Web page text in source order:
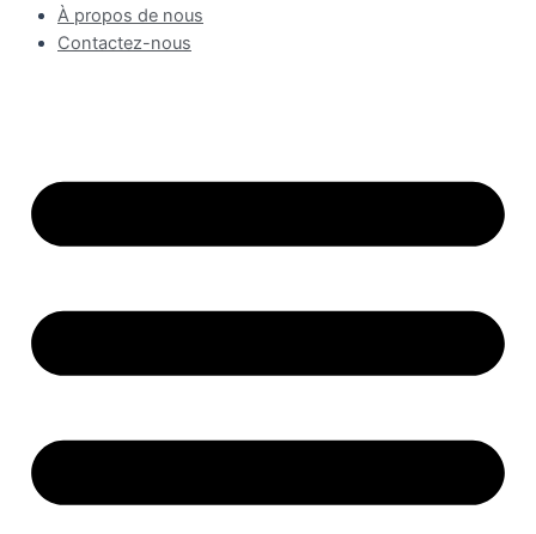
À propos de nous
Contactez-nous